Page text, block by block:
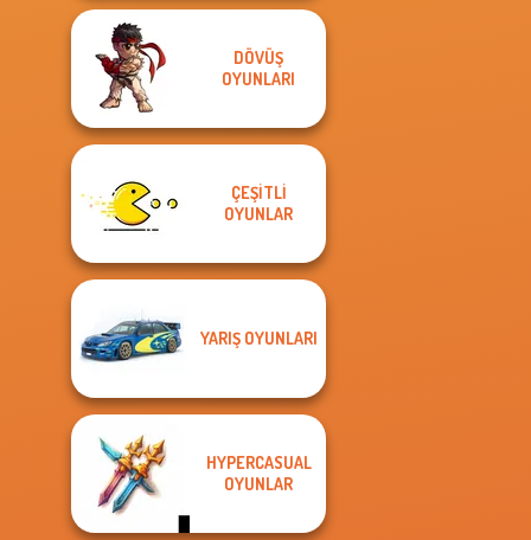
DÖVÜŞ
OYUNLARI
ÇEŞITLI
OYUNLAR
YARIŞ OYUNLARI
HYPERCASUAL
OYUNLAR